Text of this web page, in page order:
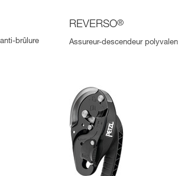
brûlure
REVERSO®
Assureur-descendeur